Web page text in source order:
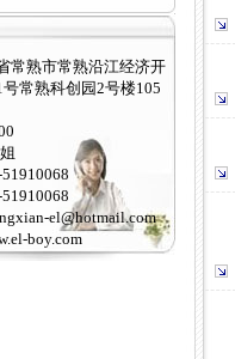
常熟市常熟沿江经济开
常熟科创园2号楼105
el@hotmail.com
boy.com